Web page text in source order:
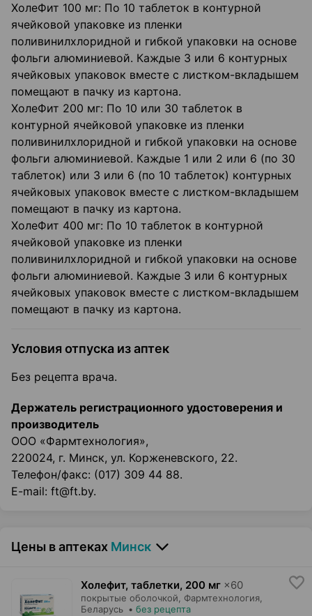
ХолеФит 100 мг: По 10 таблеток в контурной
ячейковой упаковке из пленки
поливинилхлоридной и гибкой упаковки на основе
фольги алюминиевой. Каждые 3 или 6 контурных
ячейковых упаковок вместе с листком-вкладышем
помещают в пачку из картона.
ХолеФит 200 мг: По 10 или 30 таблеток в
контурной ячейковой упаковке из пленки
поливинилхлоридной и гибкой упаковки на основе
фольги алюминиевой. Каждые 1 или 2 или 6 (по 30
таблеток) или 3 или 6 (по 10 таблеток) контурных
ячейковых упаковок вместе с листком-вкладышем
помещают в пачку из картона.
ХолеФит 400 мг: По 10 таблеток в контурной
ячейковой упаковке из пленки
поливинилхлоридной и гибкой упаковки на основе
фольги алюминиевой. Каждые 3 или 6 контурных
ячейковых упаковок вместе с листком-вкладышем
помещают в пачку из картона.
Условия отпуска из аптек
Без рецепта врача.
Держатель регистрационного удостоверения и
производитель
ООО «Фармтехнология»,
220024, г. Минск, ул. Корженевского, 22.
Телефон/факс: (017) 309 44 88.
E-mail: ft@ft.by.
Цены в аптеках Минск
Холефит, таблетки, 200 мг ×60
покрытые оболочкой, Фармтехнология,
Беларусь • без рецепта